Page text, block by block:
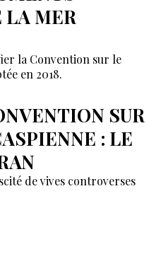
LA MER
la Convention sur le
en 2018.
SUR
: LE
de vives controverses